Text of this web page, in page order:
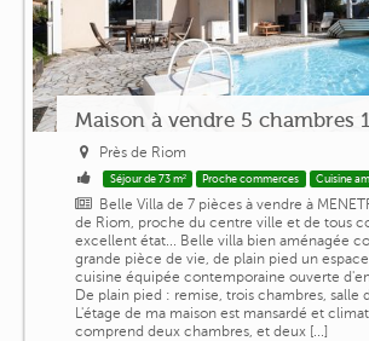
Maison à vendre 5 chambres
Près de Riom
Séjour de 73 m² Proche commerces Cuisine
Belle Villa de 7 pièces à vendre à
de Riom, proche du centre ville et de tous
excellent état... Belle villa bien aménagée
grande pièce de vie, de plain pied un
cuisine équipée contemporaine ouverte
De plain pied : remise, trois chambres, salle
L'étage de ma maison est mansardé et
comprend deux chambres, et deux [...]